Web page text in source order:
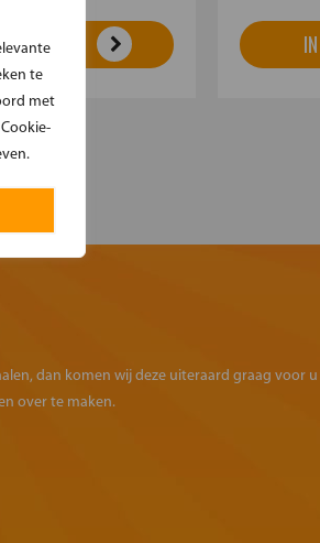
te
met
dan komen wij deze uiteraard graag voor u
over te maken.